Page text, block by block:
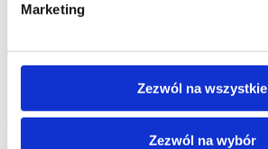
Marketing
Zezwól na wszystkie
Zezwól na wybór